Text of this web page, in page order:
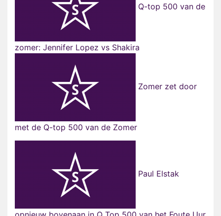
Q-top 500 van de
zomer: Jennifer Lopez vs Shakira
Zomer zet door
met de Q-top 500 van de Zomer
Paul Elstak